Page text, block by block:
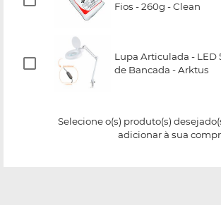
Fios - 260g - Clean
Lupa Articulada - LED
de Bancada - Arktus
Selecione o(s) produto(s)
adicionar à sua